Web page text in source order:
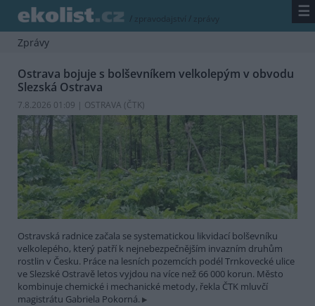
/ zpravodajství / zprávy ☰
Zprávy
Ostrava bojuje s bolševníkem velkolepým v obvodu
Slezská Ostrava
7.8.2026 01:09 | OSTRAVA (ČTK)
Ostravská radnice začala se systematickou likvidací bolševníku
velkolepého, který patří k nejnebezpečnějším invazním druhům
rostlin v Česku. Práce na lesních pozemcích podél Trnkovecké ulice
ve Slezské Ostravě letos vyjdou na více než 66 000 korun. Město
kombinuje chemické i mechanické metody, řekla ČTK mluvčí
magistrátu Gabriela Pokorná.